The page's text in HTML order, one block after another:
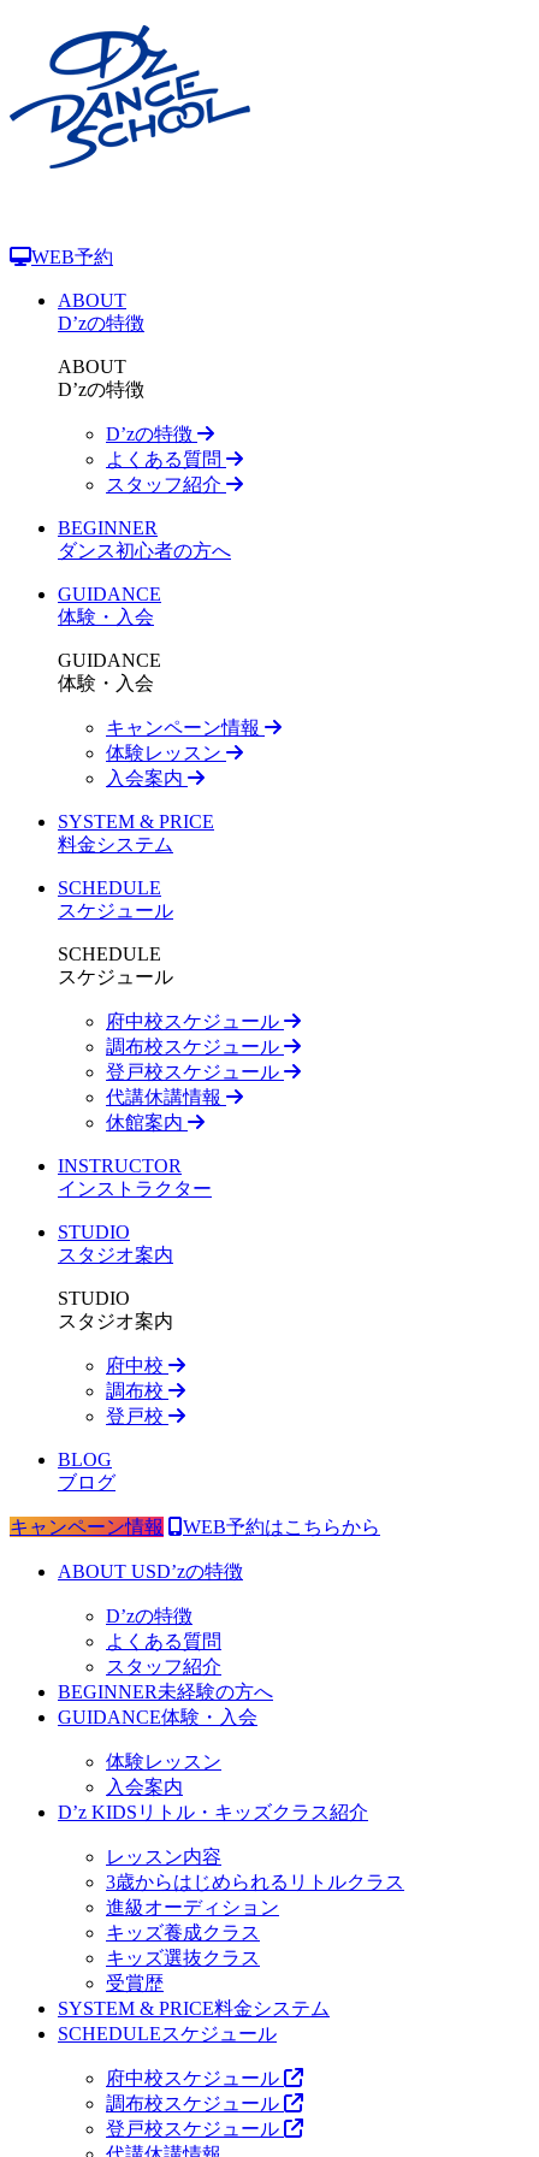
WEB予約
ABOUT
D’zの特徴
ABOUT
D’zの特徴
D’zの特徴
よくある質問
スタッフ紹介
BEGINNER
ダンス初心者の方へ
GUIDANCE
体験・入会
GUIDANCE
体験・入会
キャンペーン情報
体験レッスン
入会案内
SYSTEM & PRICE
料金システム
SCHEDULE
スケジュール
SCHEDULE
スケジュール
府中校スケジュール
調布校スケジュール
登戸校スケジュール
代講休講情報
休館案内
INSTRUCTOR
インストラクター
STUDIO
スタジオ案内
STUDIO
スタジオ案内
府中校
調布校
登戸校
BLOG
ブログ
キャンペーン情報 WEB予約はこちらから
ABOUT USD’zの特徴
D’zの特徴
よくある質問
スタッフ紹介
BEGINNER未経験の方へ
GUIDANCE体験・入会
体験レッスン
入会案内
D’z KIDS リトル・キッズクラス紹介
レッスン内容
3歳からはじめられるリトルクラス
進級オーディション
キッズ養成クラス
キッズ選抜クラス
受賞歴
SYSTEM & PRICE料金システム
SCHEDULEスケジュール
府中校スケジュール
調布校スケジュール
登戸校スケジュール